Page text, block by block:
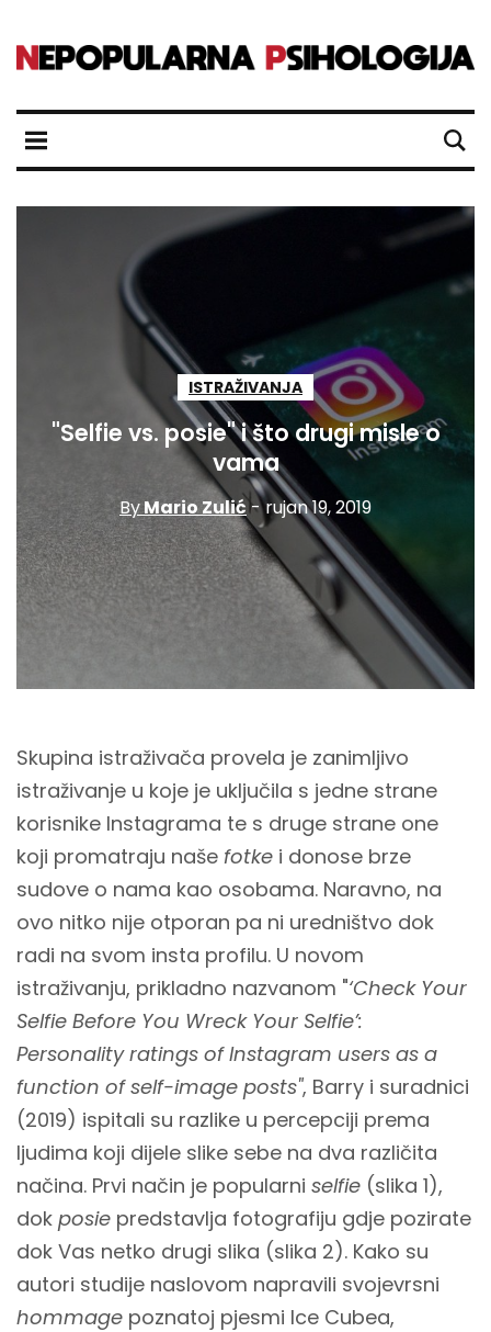
ISTRAŽIVANJA
"Selfie vs. posie" i što drugi misle o
vama
ByMario Zulić - rujan 19, 2019
Skupina istraživača provela je zanimljivo
istraživanje u koje je uključila s jedne strane
korisnike Instagrama te s druge strane one
koji promatraju naše fotke i donose brze
sudove o nama kao osobama. Naravno, na
ovo nitko nije otporan pa ni uredništvo dok
radi na svom insta profilu. U novom
istraživanju, prikladno nazvanom "‘Check Your
Selfie Before You Wreck Your Selfie’:
Personality ratings of Instagram users as a
function of self-image posts", Barry i suradnici
(2019) ispitali su razlike u percepciji prema
ljudima koji dijele slike sebe na dva različita
načina. Prvi način je popularni selfie (slika 1),
dok posie predstavlja fotografiju gdje pozirate
dok Vas netko drugi slika (slika 2). Kako su
autori studije naslovom napravili svojevrsni
hommage poznatoj pjesmi Ice Cubea,